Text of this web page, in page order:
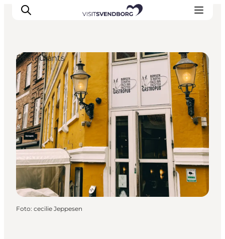
Veranstaltungen
Essen und Trinken
Shopping in Svendborg
Übernachtung
Den Urlaub planen
Restaurants
Foto: cecilie Jeppesen